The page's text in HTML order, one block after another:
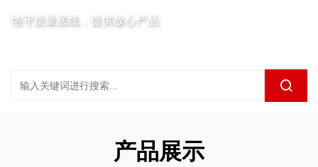
【5+2】【白+黑】【7*24小时】即时响应
产品展示